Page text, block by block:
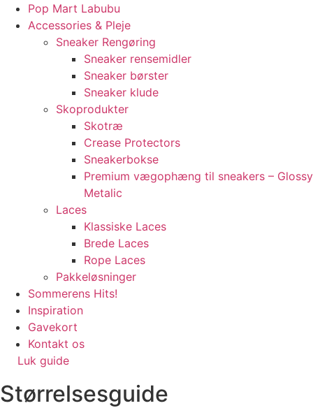
Pop Mart Labubu
Accessories & Pleje
Sneaker Rengøring
Sneaker rensemidler
Sneaker børster
Sneaker klude
Skoprodukter
Skotræ
Crease Protectors
Sneakerbokse
Premium vægophæng til sneakers – Glossy
Metalic
Laces
Klassiske Laces
Brede Laces
Rope Laces
Pakkeløsninger
Sommerens Hits!
Inspiration
Gavekort
Kontakt os
Luk guide
Størrelsesguide